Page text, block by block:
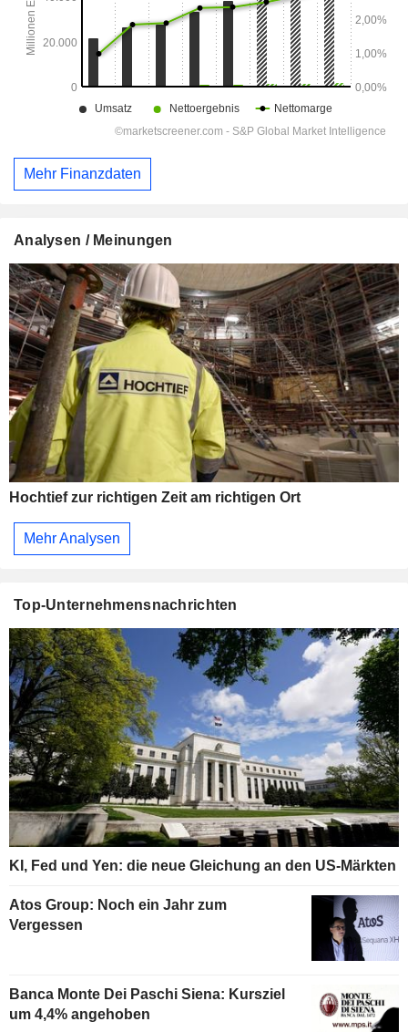
Mehr Finanzdaten
Analysen / Meinungen
Hochtief zur richtigen Zeit am richtigen Ort
Mehr Analysen
Top-Unternehmensnachrichten
KI, Fed und Yen: die neue Gleichung an den US-Märkten
Atos Group: Noch ein Jahr zum
Vergessen
Banca Monte Dei Paschi Siena: Kursziel
um 4,4% angehoben